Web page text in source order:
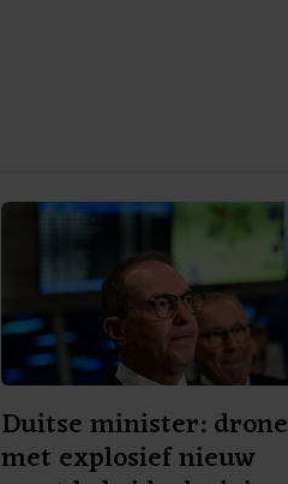
Duitse minister: drone
met explosief nieuw